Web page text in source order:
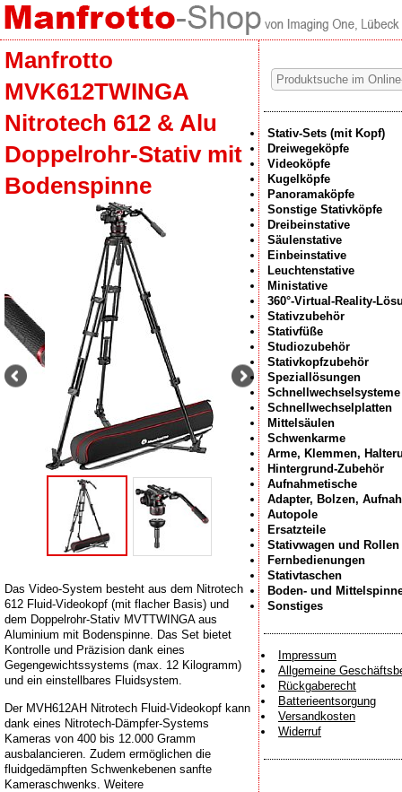
Manfrotto
MVK612TWINGA
Nitrotech 612 & Alu
Doppelrohr-Stativ mit
Bodenspinne
Das Video-System besteht aus dem Nitrotech
612 Fluid-Videokopf (mit flacher Basis) und
dem Doppelrohr-Stativ MVTTWINGA aus
Aluminium mit Bodenspinne. Das Set bietet
Kontrolle und Präzision dank eines
Gegengewichtssystems (max. 12 Kilogramm)
und ein einstellbares Fluidsystem.
Der MVH612AH Nitrotech Fluid-Videokopf kann
dank eines Nitrotech-Dämpfer-Systems
Kameras von 400 bis 12.000 Gramm
ausbalancieren. Zudem ermöglichen die
fluidgedämpften Schwenkebenen sanfte
Kameraschwenks. Weitere
Stativ-Sets (mit Kopf)
Dreiwegeköpfe
Videoköpfe
Kugelköpfe
Panoramaköpfe
Sonstige Stativköpfe
Dreibeinstative
Säulenstative
Einbeinstative
Leuchtenstative
Ministative
360°-Virtual-Reality-
Stativzubehör
Stativfüße
Studiozubehör
Stativkopfzubehör
Speziallösungen
Schnellwechselsysteme
Schnellwechselplatten
Mittelsäulen
Schwenkarme
Arme, Klemmen,
Hintergrund-Zubehör
Aufnahmetische
Adapter, Bolzen,
Autopole
Ersatzteile
Stativwagen und Rollen
Fernbedienungen
Stativtaschen
Boden- und
Sonstiges
Impressum
Allgemeine
Rückgaberecht
Batterieentsorgung
Versandkosten
Widerruf